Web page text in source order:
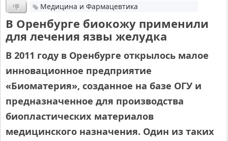
Медицина и Фармацевтика
В Оренбурге биокожу применили
для лечения язвы желудка
В 2011 году в Оренбурге открылось малое
инновационное предприятие
«Биоматерия», созданное на базе ОГУ и
предназначенное для производства
биопластических материалов
медицинского назначения. Один из таких